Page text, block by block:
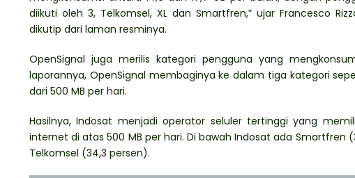
diikuti oleh 3, Telkomsel, XL dan Smartfren,” ujar Francesco
dikutip dari laman resminya.
OpenSignal juga merilis kategori pengguna yang
laporannya, OpenSignal membaginya ke dalam tiga kategori
dari 500 MB per hari.
Hasilnya, Indosat menjadi operator seluler tertinggi yang
internet di atas 500 MB per hari. Di bawah Indosat ada Smartfren
Telkomsel (34,3 persen).